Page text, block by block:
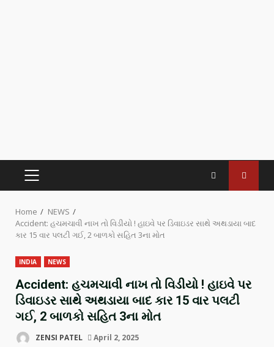
Home
NEWS
Accident: હચમચાવી નાખ તો વિડીયો ! હાઇવે પર ડિવાઇડર સાથે અથડાયા બાદ
કાર 15 વાર પલટી ગઈ, 2 બાળકો સહિત 3ના મોત
INDIA NEWS
Accident: હચમચાવી નાખ તો વિડીયો ! હાઇવે પર
ડિવાઇડર સાથે અથડાયા બાદ કાર 15 વાર પલટી
ગઈ, 2 બાળકો સહિત 3ના મોત
ZENSI PATEL April 2, 2025